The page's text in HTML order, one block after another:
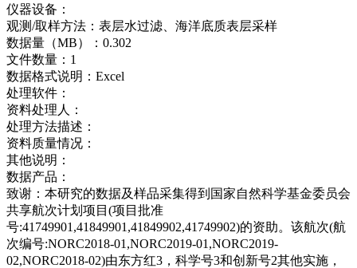
仪器设备：
观测/取样方法： 表层水过滤、海洋底质表层采样
数据量（MB）： 0.302
文件数量： 1
数据格式说明： Excel
处理软件：
资料处理人：
处理方法描述：
资料质量情况：
其他说明：
数据产品：
致谢： 本研究的数据及样品采集得到国家自然科学基金委员会
共享航次计划项目(项目批准
号:41749901,41849901,41849902,41749902)的资助。该航次(航
次编号:NORC2018-01,NORC2019-01,NORC2019-
02,NORC2018-02)由东方红3，科学号3和创新号2其他实施，